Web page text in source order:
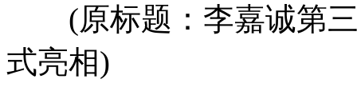
(原标题：李嘉诚第三
式亮相)